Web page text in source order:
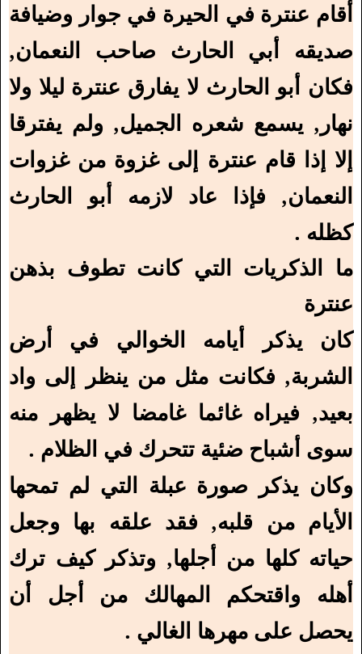
أقام عنترة في الحيرة في جوار وضيافة
صديقه أبي الحارث صاحب النعمان,
فكان أبو الحارث لا يفارق عنترة ليلا ولا
نهار, يسمع شعره الجميل, ولم يفترقا
إلا إذا قام عنترة إلى غزوة من غزوات
النعمان, فإذا عاد لازمه أبو الحارث
كظله .
ما الذكريات التي كانت تطوف بذهن
عنترة
كان يذكر أيامه الخوالي في أرض
الشربة, فكانت مثل من ينظر إلى واد
بعيد, فيراه غائما غامضا لا يظهر منه
سوى أشباح ضئية تتحرك في الظلام .
وكان يذكر صورة عبلة التي لم تمحها
الأيام من قلبه, فقد علقه بها وجعل
حياته كلها من أجلها, وتذكر كيف ترك
أهله واقتحكم المهالك من أجل أن
يحصل على مهرها الغالي .